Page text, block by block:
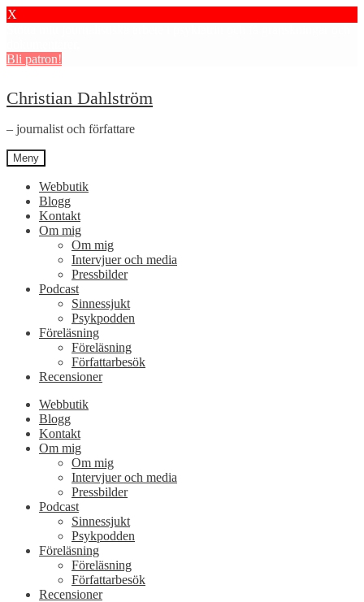
X
Bli patron!
Hoppa
till
navigering
Hoppa
till
innehåll
Christian Dahlström
– journalist och författare
Meny
Webbutik
Blogg
Kontakt
Om mig
Om mig
Intervjuer och media
Pressbilder
Podcast
Sinnessjukt
Psykpodden
Föreläsning
Föreläsning
Författarbesök
Recensioner
Webbutik
Blogg
Kontakt
Om mig
Om mig
Intervjuer och media
Pressbilder
Podcast
Sinnessjukt
Psykpodden
Föreläsning
Föreläsning
Författarbesök
Recensioner